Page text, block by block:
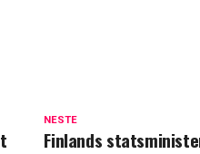
NESTE
Finlands